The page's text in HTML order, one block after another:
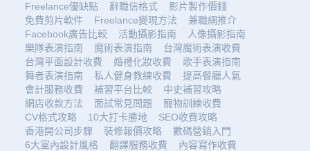
Freelance優缺點
辭職信格式
影片製作價錢
免費剪片軟件
Freelance變現方法
兼職網推介
Facebook廣告比較
活動攝影指南
人像攝影指南
樂隊表演指南
魔術表演指南
台灣魔術表演收費
台灣平面設計收費
婚禮化妝收費
歌手表演指南
舞者表演指南
私人健身教練收費
提高餐廳人氣
會計服務收費
補習平台比較
中史補習攻略
網店收款方法
面試常見問題
寵物訓練收費
CV格式攻略
10大打卡勝地
SEO收費攻略
香港開公司步驟
裝修報價攻略
數碼營銷入門
6大室內設計風格
翻譯服務收費
內容寫作收費